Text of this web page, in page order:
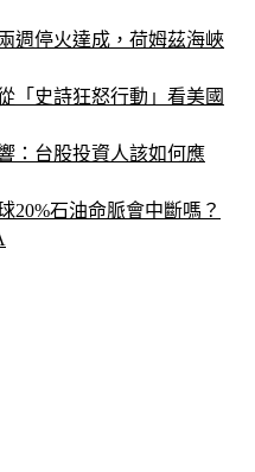
週停火達成，荷姆茲海峽
「史詩狂怒行動」看美國
：台股投資人該如何應
20%石油命脈會中斷嗎？